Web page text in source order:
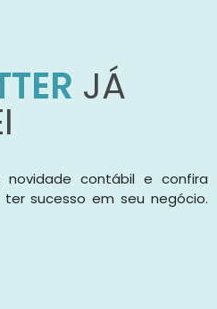
JÁ
novidade contábil e confira
sucesso em seu negócio.